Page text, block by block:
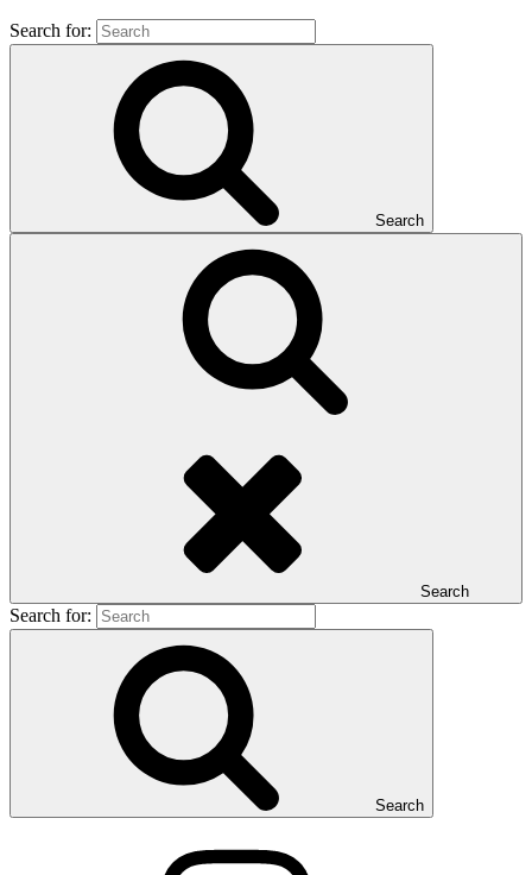
Search for:
Search
Search
Search for:
Search